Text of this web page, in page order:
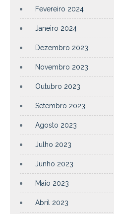
Fevereiro 2024
Janeiro 2024
Dezembro 2023
Novembro 2023
Outubro 2023
Setembro 2023
Agosto 2023
Julho 2023
Junho 2023
Maio 2023
Abril 2023